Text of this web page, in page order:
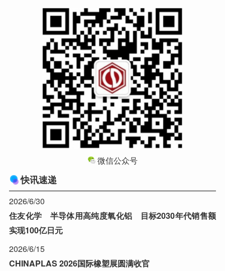
微信公众号
快讯速递
2026/6/30
住友化学 半导体用高纯度氧化铝 目标2030年代销售额
实现100亿日元
2026/6/15
CHINAPLAS 2026国际橡塑展圆满收官